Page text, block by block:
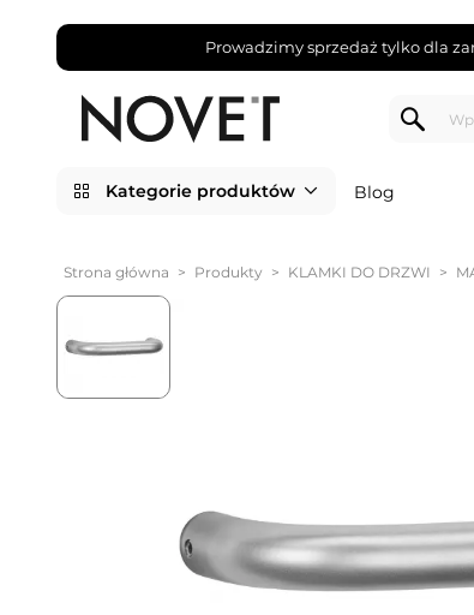
Prowadzimy sprzedaż tylko dla
Kategorie produktów Blog
Strona główna > Produkty > KLAMKI DO DRZWI >